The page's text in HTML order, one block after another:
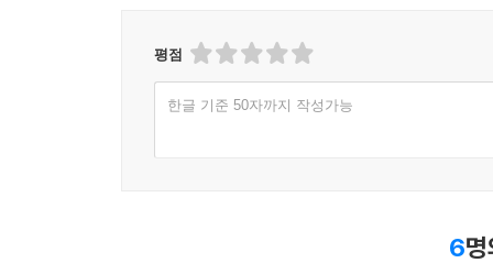
평점
한글 기준 50자까지 작성가능
6